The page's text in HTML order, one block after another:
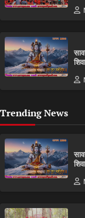
Trending News